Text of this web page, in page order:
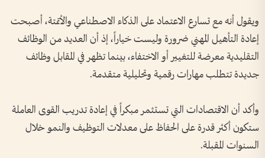
ويقول أنه مع تسارع الاعتماد على الذكاء الاصطناعي والأتمتة، أصبحت
إعادة التأهيل المهني ضرورة وليست خياراً، إذ أن العديد من الوظائف
التقليدية معرضة للتغيير أو الاختفاء، بينما تظهر في المقابل وظائف
جديدة تتطلب مهارات رقمية وتحليلية متقدمة.
وأكد أن الاقتصادات التي تستثمر مبكراً في إعادة تدريب القوى العاملة
ستكون أكثر قدرة على الحفاظ على معدلات التوظيف والنمو خلال
السنوات المقبلة.